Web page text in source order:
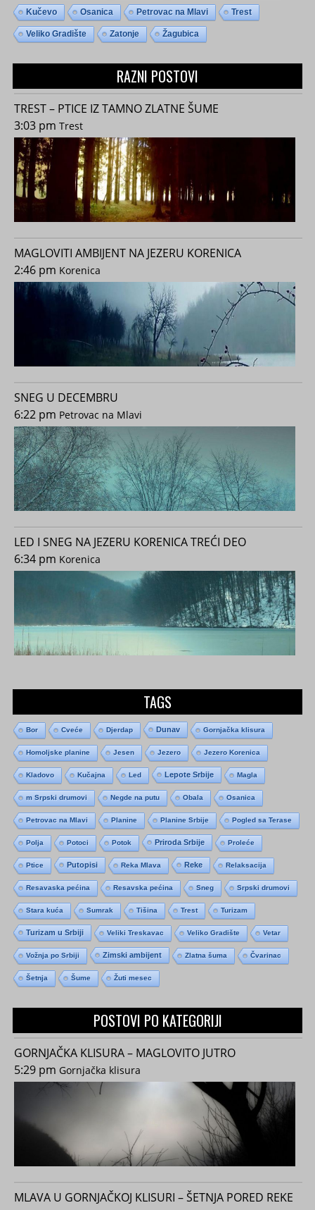
Kučevo Osanica Petrovac na Mlavi Trest
Veliko Gradište Zatonje Žagubica
RAZNI POSTOVI
TREST – PTICE IZ TAMNO ZLATNE ŠUME
3:03 pm Trest
MAGLOVITI AMBIJENT NA JEZERU KORENICA
2:46 pm Korenica
SNEG U DECEMBRU
6:22 pm Petrovac na Mlavi
LED I SNEG NA JEZERU KORENICA TREĆI DEO
6:34 pm Korenica
TAGS
Bor Cveće Djerdap Dunav Gornjačka klisura
Homoljske planine Jesen Jezero Jezero Korenica
Kladovo Kučajna Led Lepote Srbije Magla
m Srpski drumovi Negde na putu Obala Osanica
Petrovac na Mlavi Planine Planine Srbije Pogled sa Terase
Polja Potoci Potok Priroda Srbije Proleće
Ptice Putopisi Reka Mlava Reke Relaksacija
Resavaska pećina Resavska pećina Sneg Srpski drumovi
Stara kuća Sumrak Tišina Trest Turizam
Turizam u Srbiji Veliki Treskavac Veliko Gradište Vetar
Vožnja po Srbiji Zimski ambijent Zlatna šuma Čvarinac
Šetnja Šume Žuti mesec
POSTOVI PO KATEGORIJI
GORNJAČKA KLISURA – MAGLOVITO JUTRO
5:29 pm Gornjačka klisura
MLAVA U GORNJAČKOJ KLISURI – ŠETNJA PORED REKE